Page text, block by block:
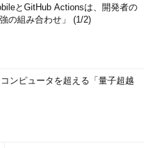
とGitHub Actionsは、開発者の
の組み合わせ」 (1/2)
ンピュータを超える「量子超越